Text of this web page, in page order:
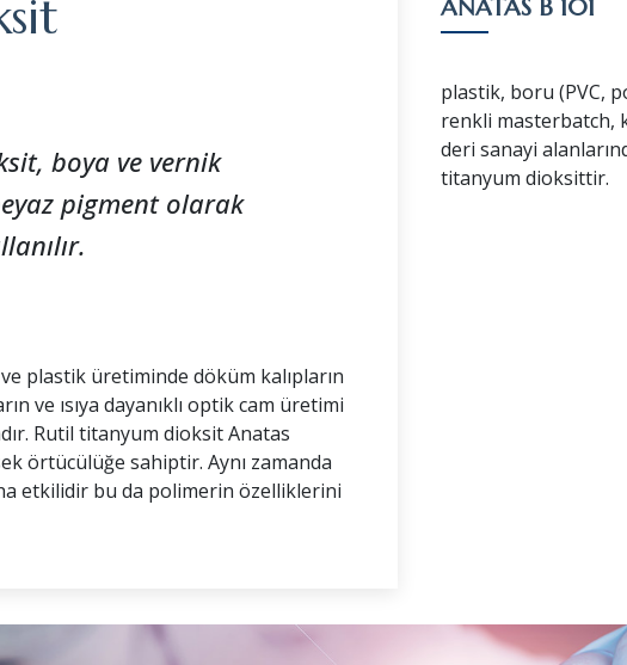
boya ve vernik
pigment olarak
plastik üretiminde döküm kalıpların
ve ısıya dayanıklı optik cam üretimi
Rutil titanyum dioksit Anatas
örtücülüğe sahiptir. Aynı zamanda
etkilidir bu da polimerin özelliklerini
ANATAS B 101
plastik, boru (PVC,
renkli masterbatch,
deri sanayi
titanyum dioksittir.